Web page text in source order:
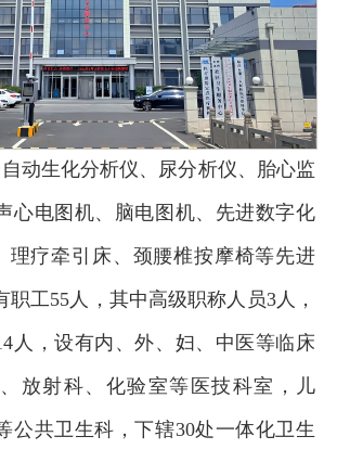
动生化分析仪、尿分析仪、胎心监
心电图机、脑电图机、先进数字化
理疗牵引床、颈腰椎按摩椅等先进
职工55人，其中高级职称人员3人，
人，设有内、外、妇、中医等临床
放射科、化验室等医技科室，儿
公共卫生科，下辖30处一体化卫生